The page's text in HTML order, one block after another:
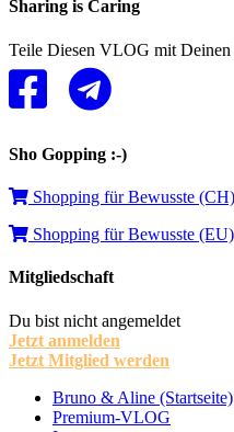
Sharing is Caring
Teile Diesen VLOG mit
Sho Gopping :-)
Shopping für Bewusste (CH)
Shopping für Bewusste (EU)
Mitgliedschaft
Du bist nicht angemeldet
Jetzt anmelden
Jetzt Mitglied werden
Bruno & Aline (Startseite)
Premium-VLOG